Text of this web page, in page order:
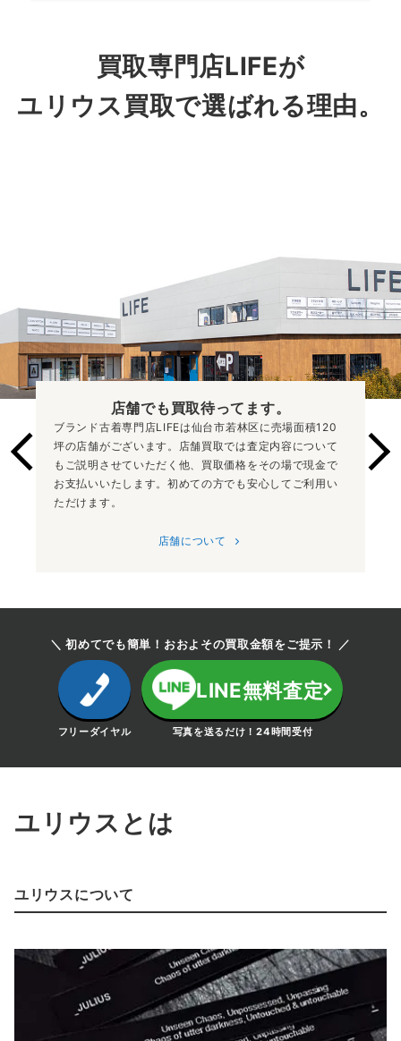
買取専門店LIFEが
ユリウス買取で選ばれる理由。
店舗でも買取待ってます。
ブランド古着専門店LIFEは仙台市若林区に売場面積120
坪の店舗がございます。店舗買取では査定内容について
もご説明させていただく他、買取価格をその場で現金で
お支払いいたします。初めての方でも安心してご利用い
ただけます。
店舗について
＼ 初めてでも簡単！おおよその買取金額をご提示！ ／
フリーダイヤル
LINE無料査定
写真を送るだけ！24時間受付
ユリウスとは
ユリウスについて